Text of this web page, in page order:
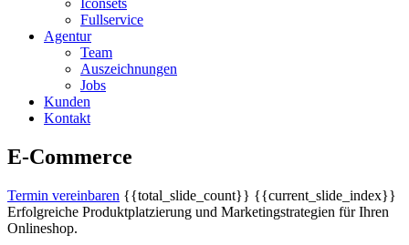
Iconsets
Fullservice
Agentur
Team
Auszeichnungen
Jobs
Kunden
Kontakt
E-Commerce
Termin vereinbaren {{total_slide_count}} {{current_slide_index}}
Erfolgreiche Produktplatzierung und Marketingstrategien für Ihren
Onlineshop.